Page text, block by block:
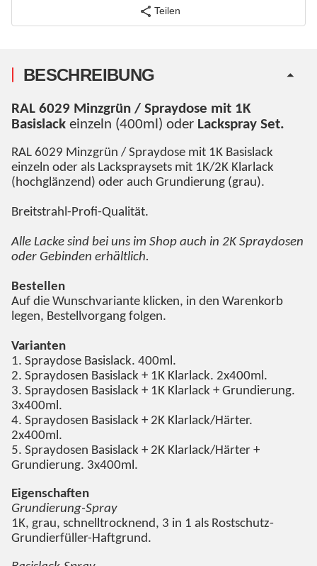
Teilen
BESCHREIBUNG
RAL 6029 Minzgrün / Spraydose mit 1K
Basislack einzeln (400ml) oder Lackspray Set.
RAL 6029 Minzgrün / Spraydose mit 1K Basislack
einzeln oder als Lackspraysets mit 1K/2K Klarlack
(hochglänzend) oder auch Grundierung (grau).
Breitstrahl-Profi-Qualität.
Alle Lacke sind bei uns im Shop auch in 2K Spraydosen
oder Gebinden erhältlich.
Bestellen
Auf die Wunschvariante klicken, in den Warenkorb
legen, Bestellvorgang folgen.
Varianten
1. Spraydose Basislack. 400ml.
2. Spraydosen Basislack + 1K Klarlack. 2x400ml.
3. Spraydosen Basislack + 1K Klarlack + Grundierung.
3x400ml.
4. Spraydosen Basislack + 2K Klarlack/Härter.
2x400ml.
5. Spraydosen Basislack + 2K Klarlack/Härter +
Grundierung. 3x400ml.
Eigenschaften
Grundierung-Spray
1K, grau, schnelltrocknend, 3 in 1 als Rostschutz-
Grundierfüller-Haftgrund.